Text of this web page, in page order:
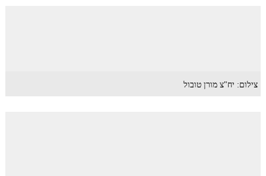
צילום: יח"צ מורן טובול